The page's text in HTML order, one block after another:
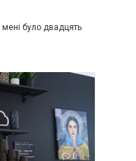
було двадцять
0